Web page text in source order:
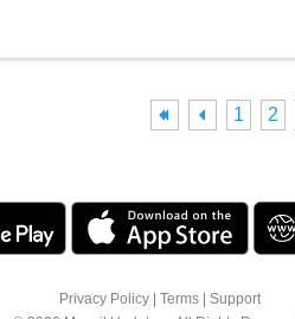
1 2
Privacy Policy Terms
Support